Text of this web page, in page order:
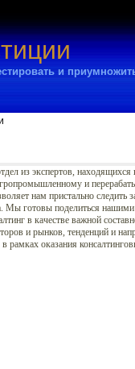
и
из экспертов,
и
нам пристально следить
Мы готовы поделиться
в качестве важной
и рынков, тенденций и
оказания